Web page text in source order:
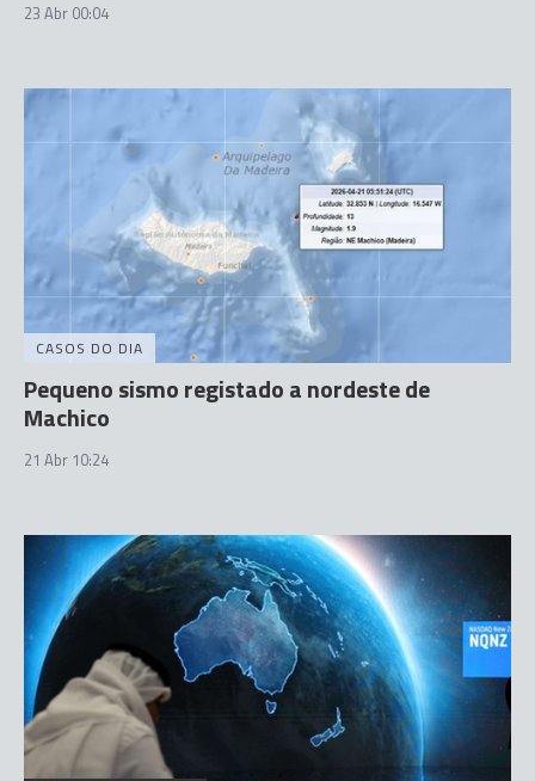
23 Abr 00:04
CASOS DO DIA
Pequeno sismo registado a nordeste de
Machico
21 Abr 10:24